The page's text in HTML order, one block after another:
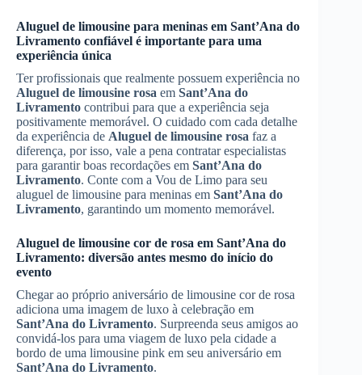
Aluguel de limousine para meninas em Sant’Ana do
Livramento confiável é importante para uma
experiência única
Ter profissionais que realmente possuem experiência no
Aluguel de limousine rosa em Sant’Ana do
Livramento contribui para que a experiência seja
positivamente memorável. O cuidado com cada detalhe
da experiência de Aluguel de limousine rosa faz a
diferença, por isso, vale a pena contratar especialistas
para garantir boas recordações em Sant’Ana do
Livramento. Conte com a Vou de Limo para seu
aluguel de limousine para meninas em Sant’Ana do
Livramento, garantindo um momento memorável.
Aluguel de limousine cor de rosa em Sant’Ana do
Livramento: diversão antes mesmo do início do
evento
Chegar ao próprio aniversário de limousine cor de rosa
adiciona uma imagem de luxo à celebração em
Sant’Ana do Livramento. Surpreenda seus amigos ao
convidá-los para uma viagem de luxo pela cidade a
bordo de uma limousine pink em seu aniversário em
Sant’Ana do Livramento.